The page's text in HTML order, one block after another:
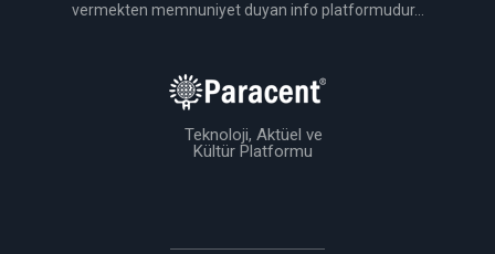
vermekten memnuniyet duyan info platformudur...
Teknoloji, Aktüel ve
Kültür Platformu